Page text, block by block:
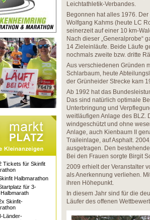
Leichtathletik-Verbandes.
Begonnen hat alles 1976.
Wolfgang Kahms (heute LC
seinerzeit auf einer 10 km-
Nach dieser „Generalprobe“
14 Zieleinläufe. Beide Läufe
nochmals zweite bzw. dritte
Aus verschiedenen Gründen
Schlarbaum, heute
der Grünheider Strecke kam
Ab 1992 hat das
Das sind natürlich optimale
Unterbringung und
weitläufigen Anlage des BLZ.
windgeschützt und ohne
Anlage, auch Kienbaum II
Traileinlage, auf Asphalt.
ausgetragen. Den
Bei den Frauen sorgte Birgit
2009 erhielt der Veranstalter
als Anerkennung verliehen.
ihren Höhepunkt.
In diesem Jahr sind für die
Läufer des offenen
Tickets für Skinfit
Halbmarathon
für 3-
Skinfit-
Länder-